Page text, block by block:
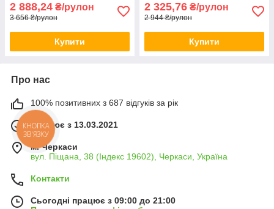
2 888,24 ₴/рулон
3 656 ₴/рулон
Купити
2 325,76 ₴/рулон
2 944 ₴/рулон
Купити
Про нас
100% позитивних з 687 відгуків за рік
Працює з 13.03.2021
м. Черкаси
вул. Піщана, 38 (Індекс 19602), Черкаси, Україна
Контакти
Сьогодні працює з 09:00 до 21:00
КНОПКА
ЗВ'ЯЗКУ